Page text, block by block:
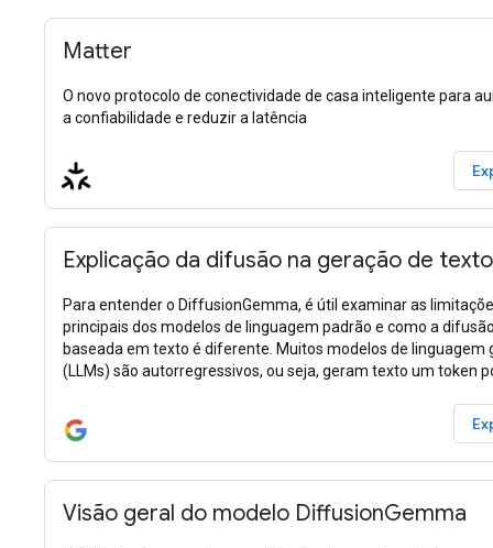
Matter
O novo protocolo de conectividade de casa inteligente para
a confiabilidade e reduzir a latência
Explicação da difusão na geração de texto
Para entender o DiffusionGemma, é útil examinar as
principais dos modelos de linguagem padrão e como a
baseada em texto é diferente. Muitos modelos de linguagem
(LLMs) são autorregressivos, ou seja, geram texto um token
Visão geral do modelo DiffusionGemma